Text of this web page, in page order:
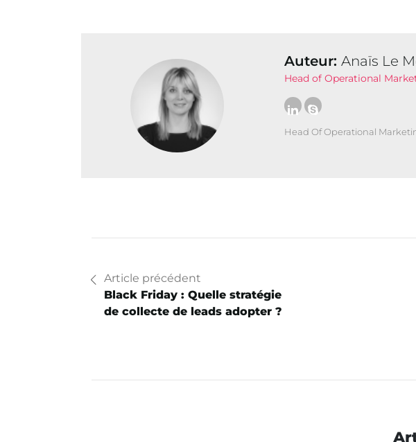
Auteur: Anaïs Le
Head of Operational
Head Of Operational
Article précédent
Black Friday : Quelle stratégie
de collecte de leads adopter ?